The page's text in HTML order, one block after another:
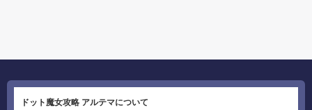
ドット魔女攻略 アルテマについて